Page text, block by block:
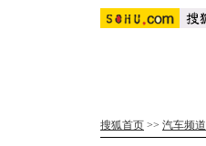
搜狐首页 >> 汽车频道